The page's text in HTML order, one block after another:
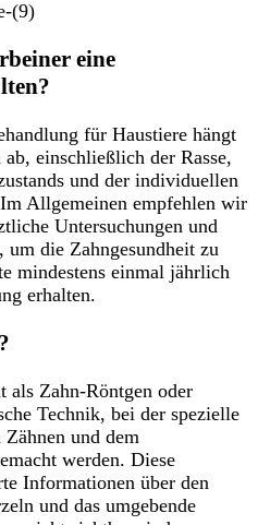
eine
für Haustiere hängt
einschließlich der Rasse,
und der individuellen
Allgemeinen empfehlen wir
Untersuchungen und
die Zahngesundheit zu
mindestens einmal jährlich
erhalten.
als Zahn-Röntgen oder
Technik, bei der spezielle
und dem
werden. Diese
Informationen über den
und das umgebende